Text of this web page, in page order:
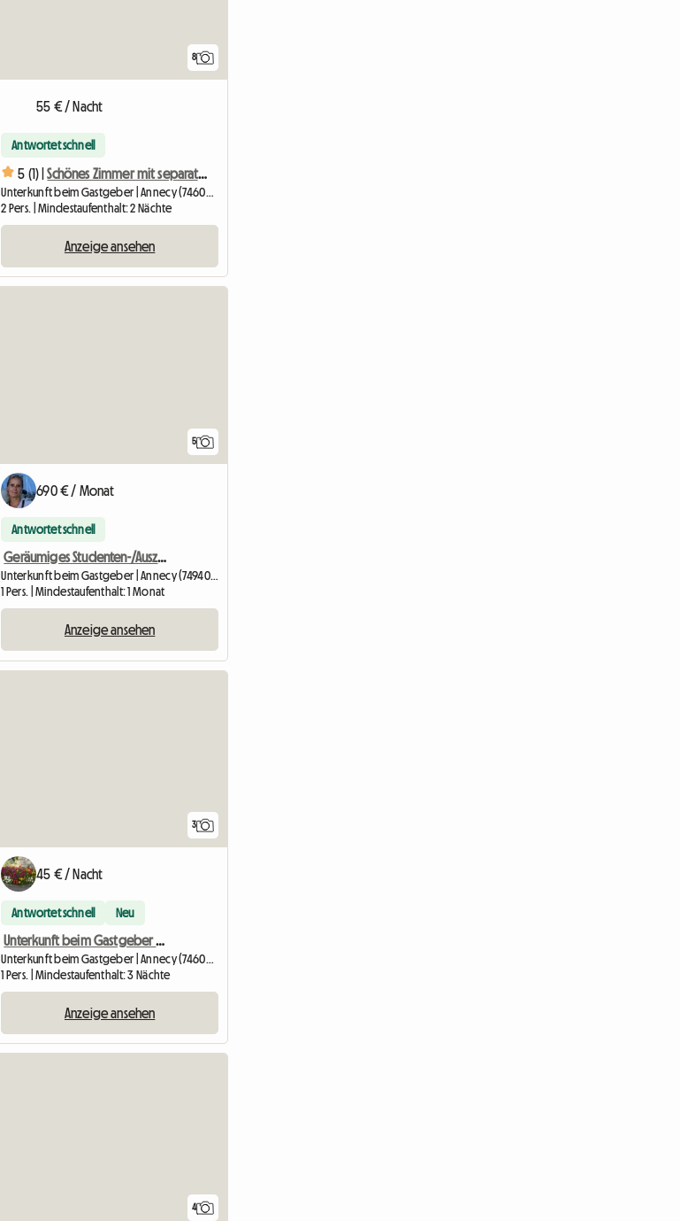
8
55 € / Nacht
Antwortet schnell
5 (1) | Schönes Zimmer mit separater Dusche im Stadthaus
Unterkunft beim Gastgeber | Annecy (74600) | 15 M2
2 Pers. | Mindestaufenthalt: 2 Nächte
Anzeige ansehen
5
690 € / Monat
Antwortet schnell
Geräumiges Studenten-/Auszubildendenzimmer, Annecy le Vieux
Unterkunft beim Gastgeber | Annecy (74940) | 22 M2
1 Pers. | Mindestaufenthalt: 1 Monat
Anzeige ansehen
3
45 € / Nacht
Antwortet schnell Neu
Unterkunft beim Gastgeber mit eigenem Bad
Unterkunft beim Gastgeber | Annecy (74600) | 10 M2
1 Pers. | Mindestaufenthalt: 3 Nächte
Anzeige ansehen
4